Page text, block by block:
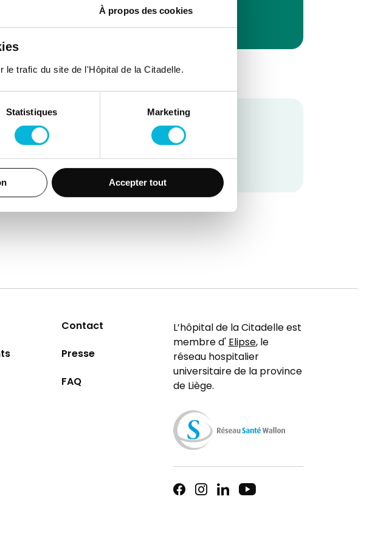
À propos des cookies
le trafic du site de l'Hôpital de la Citadelle.
Statistiques Marketing
Accepter tout
Contact
Presse
FAQ
L’hôpital de la Citadelle est
membre d'Elipse, le
réseau hospitalier
universitaire de la province
de Liège.